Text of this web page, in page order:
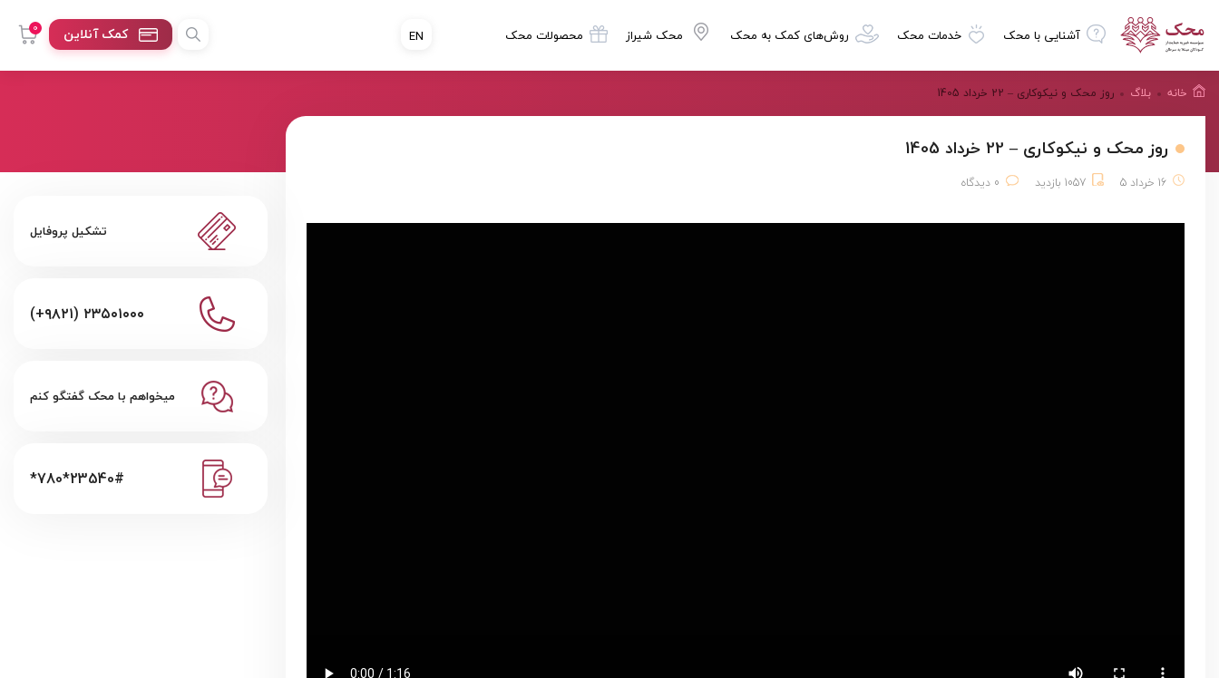
آشنایی با محک خدمات محک روش‌های کمک به محک محک شیراز محصولات محک 0 کمک آنلاین EN
خانه بلاگ روز محک و نیکوکاری – 22 خرداد 1405
روز محک و نیکوکاری – 22 خرداد 1405
16 خرداد 5 1057 بازدید 0 دیدگاه
تشکیل پروفایل
(+۹۸۲۱) ۲۳۵۰۱۰۰۰
میخواهم با محک گفتگو کنم
*780*23540#